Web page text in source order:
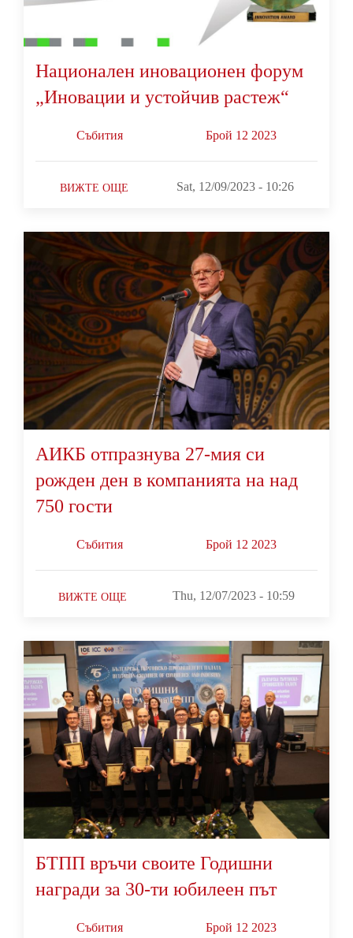
Национален иновационен форум
„Иновации и устойчив растеж“
Събития Брой 12 2023
ВИЖТЕ ОЩЕ Sat, 12/09/2023 - 10:26
АИКБ отпразнува 27-мия си
рожден ден в компанията на над
750 гости
Събития Брой 12 2023
ВИЖТЕ ОЩЕ Thu, 12/07/2023 - 10:59
БТПП връчи своите Годишни
награди за 30-ти юбилеен път
Събития Брой 12 2023